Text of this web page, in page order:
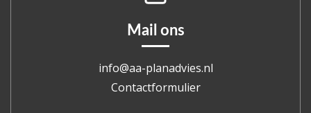
Mail ons
info@aa-planadvies.nl
Contactformulier